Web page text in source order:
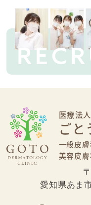
医療法
ごと
一般皮
美容皮
愛知県あま